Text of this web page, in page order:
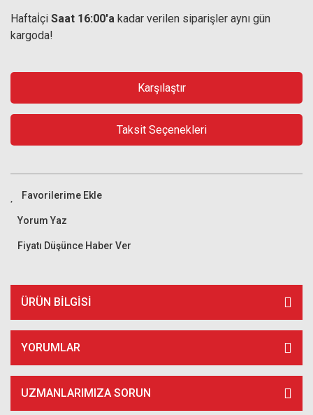
Haftaİçi Saat 16:00'a kadar verilen siparişler aynı gün
kargoda!
Karşılaştır
Taksit Seçenekleri
Yorum Yaz
Fiyatı Düşünce Haber Ver
ÜRÜN BILGISI
YORUMLAR
UZMANLARIMIZA SORUN